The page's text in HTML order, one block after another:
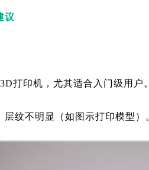
议
打印机，尤其适合入门级用户
层纹不明显（如图示打印模型）